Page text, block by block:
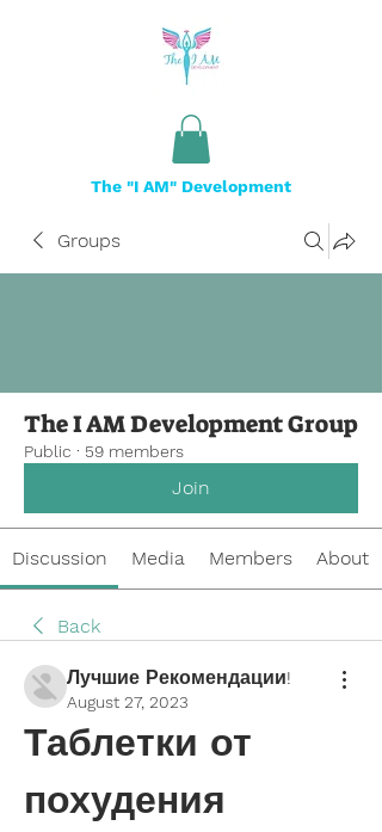
The "I AM" Development
Groups
The I AM Development Group
Public · 59 members
Join
Discussion Media Members About
Back
Лучшие Рекомендации!
August 27, 2023
Таблетки от
похудения